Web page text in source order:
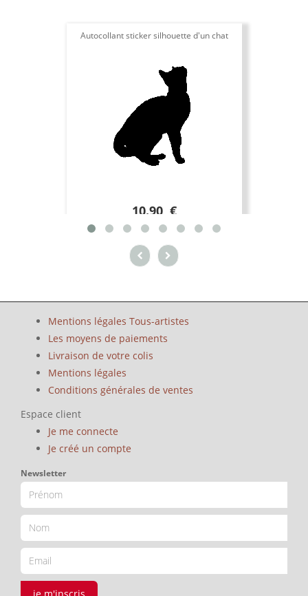
Autocollant sticker silhouette d'un chat
10.90 €
Mentions légales Tous-artistes
Les moyens de paiements
Livraison de votre colis
Mentions légales
Conditions générales de ventes
Espace client
Je me connecte
Je créé un compte
Newsletter
je m'inscris